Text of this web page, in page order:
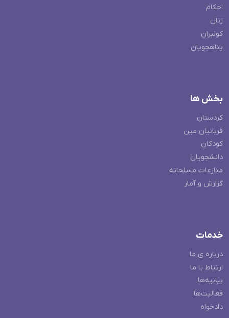
احکام
زنان
کولبران
پناهجویان
بخش ها
کردستان
قربانیان مین
کودکان
دانشجویان
منازعات مسلحانه
گزارش و آمار
خدمات
درباره ی ما
ارتباط با ما
بیانیه‌ها
فعالیت‌ها
دادخواه